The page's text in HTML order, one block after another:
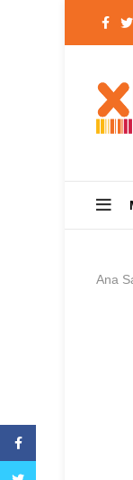
Ana